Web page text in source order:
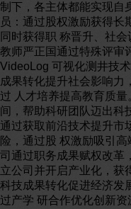
制下，各主体都能实现自
员：通过股权激励获得长
同时获得职 称晋升、社
教师严正国通过特殊评审
VideoLog 可视化测井技
成果转化提升社会影响力
过 人才培养提高教育质
间，帮助科研团队迈出科
通过获取前沿技术提升市
险，通过股 权激励吸引
司通过职务成果赋权改革
立公司并开启产业化，获
科技成果转化促进经济发
过产学 研合作优化创新